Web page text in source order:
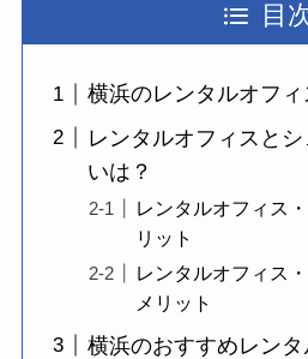
目
横浜のレンタルオフ
レンタルオフィスと
いは？
レンタルオフィス
リット
レンタルオフィス
メリット
横浜のおすすめレン